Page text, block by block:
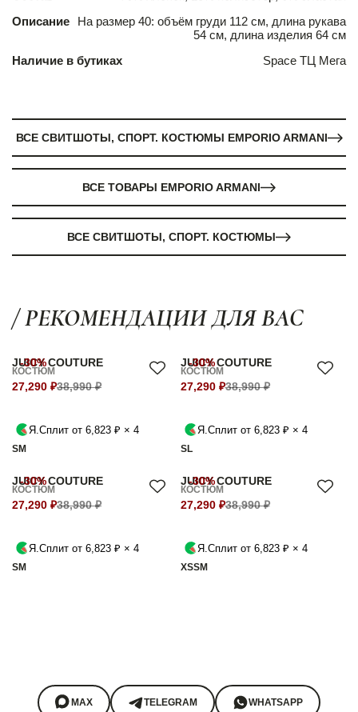
Описание
На размер 40: объём груди 112 см, длина рукава
54 см, длина изделия 64 см
Наличие в бутиках
Space ТЦ Мега
ВСЕ СВИТШОТЫ, СПОРТ. КОСТЮМЫ EMPORIO ARMANI
ВСЕ ТОВАРЫ EMPORIO ARMANI
ВСЕ СВИТШОТЫ, СПОРТ. КОСТЮМЫ
/ РЕКОМЕНДАЦИИ ДЛЯ ВАС
-30%
JUICY COUTURE
КОСТЮМ
27,290 ₽38,990 ₽
Я.Сплит от 6,823 ₽ × 4
SM
-30%
JUICY COUTURE
КОСТЮМ
27,290 ₽38,990 ₽
Я.Сплит от 6,823 ₽ × 4
SL
-30%
JUICY COUTURE
КОСТЮМ
27,290 ₽38,990 ₽
Я.Сплит от 6,823 ₽ × 4
SM
-30%
JUICY COUTURE
КОСТЮМ
27,290 ₽38,990 ₽
Я.Сплит от 6,823 ₽ × 4
XSSM
MAX TELEGRAM WHATSAPP